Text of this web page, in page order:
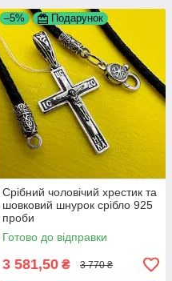
–5% Подарунок
Срібний чоловічий хрестик та
шовковий шнурок срібло 925
проби
Готово до відправки
3 581,50 ₴ 3 770 ₴